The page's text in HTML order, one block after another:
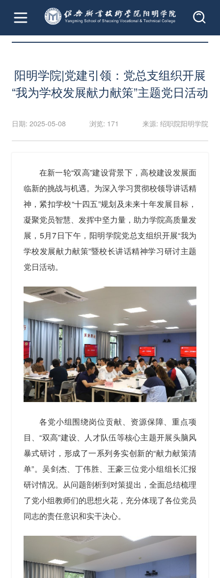
首页 文章详情
阳明学院|党建引领：党总支组织开展
“我为学校发展献力献策”主题党日活动
日期: 2025-05-08 浏览: 171 来源: 绍职院阳明学院
在新一轮“双高”建设背景下，高校建设发展面
临新的挑战与机遇。为深入学习贯彻校领导讲话精
神，紧扣学校“十四五”规划及未来十年发展目标，
凝聚党员智慧、发挥中坚力量，助力学院高质量发
展，5月7日下午，阳明学院党总支组织开展“我为
学校发展献力献策”暨校长讲话精神学习研讨主题
党日活动。
各党小组围绕岗位贡献、资源保障、重点项
目、“双高”建设、人才队伍等核心主题开展头脑风
暴式研讨，形成了一系列务实创新的“献力献策清
单”。吴剑杰、丁伟胜、王豪三位党小组组长汇报
研讨情况。从问题剖析到对策提出，全面总结梳理
了党小组教师们的思想火花，充分体现了各位党员
同志的责任意识和实干决心。